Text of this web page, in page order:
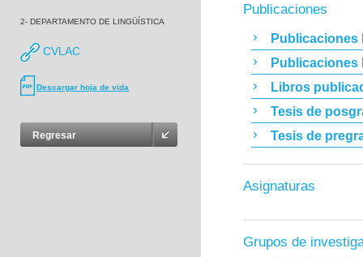
2- DEPARTAMENTO DE LINGÜÍSTICA
CVLAC
Descargar hoja de vida
Regresar
Publicaciones
Publicaciones
Publicaciones
Libros
Tesis de
Tesis de
Asignaturas
Grupos de